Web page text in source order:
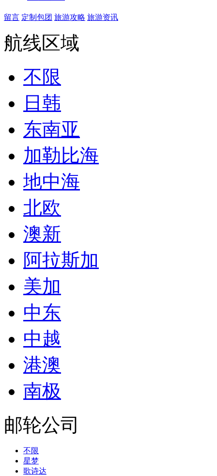
留言 定制包团 旅游攻略 旅游资讯
航线区域
不限
日韩
东南亚
加勒比海
地中海
北欧
澳新
阿拉斯加
美加
中东
中越
港澳
南极
邮轮公司
不限
星梦
歌诗达